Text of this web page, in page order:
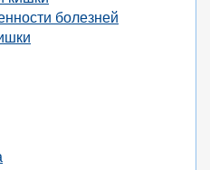
болезней